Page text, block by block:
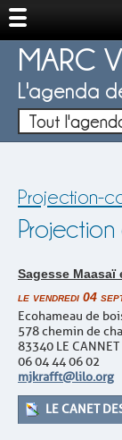
MARC
L'agenda
Tout
Projection-
Projection
Sagesse
le vendredi 04
Ecohameau de
578 chemin de
83340 LE CANNET
06 04 44 06 02
mjkrafft@lilo.org
LE CANET